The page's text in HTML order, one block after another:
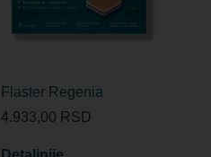
Flaster Regenia
4.933,00 RSD